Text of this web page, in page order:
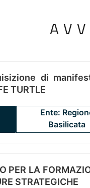
di
TURTLE
Ente:
Basilicata
PER LA
STRATEGICHE